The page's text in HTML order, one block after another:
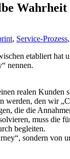
Wahrheit
, Service-Prozess,
etabliert hat
nennen.
realen
den wir
die die
muss die
begleiten.
sondern von